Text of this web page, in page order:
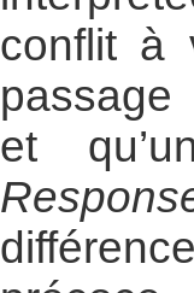
conflit à
passage
et